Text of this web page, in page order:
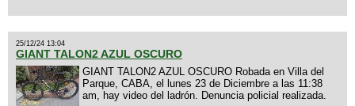
25/12/24 13:04
GIANT TALON2 AZUL OSCURO
GIANT TALON2 AZUL OSCURO Robada en Villa del
Parque, CABA, el lunes 23 de Diciembre a las 11:38
am, hay video del ladrón. Denuncia policial realizada.